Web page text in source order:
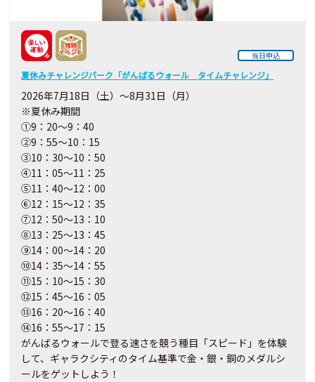
当日申込
夏休みチャレンジパーク「がんばるウォール タイムチャレンジ」
2026年7月18日（土）～8月31日（月）
※夏休み期間
①9：20～9：40
②9：55～10：15
③10：30～10：50
④11：05～11：25
⑤11：40～12：00
⑥12：15～12：35
⑦12：50～13：10
⑧13：25～13：45
⑨14：00～14：20
⑩14：35～14：55
⑪15：10～15：30
⑫15：45～16：05
⑬16：20～16：40
⑭16：55～17：15
がんばるウォールで登る速さを競う種目「スピード」を体験
して、ギャラクシティのタイム基準で金・銀・銅のメダルシ
ールをゲットしよう！